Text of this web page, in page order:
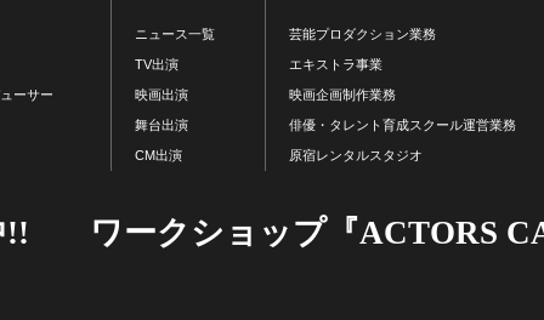
ーサー
ニュース一覧
TV出演
映画出演
舞台出演
CM出演
芸能プロダクション業務
エキストラ事業
映画企画制作業務
俳優・タレント育成スクール運営業務
原宿レンタルスタジオ
!! ワークショップ『ACTORS